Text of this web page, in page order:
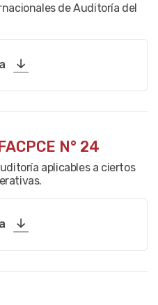
de Auditoría del
N° 24
aplicables a ciertos